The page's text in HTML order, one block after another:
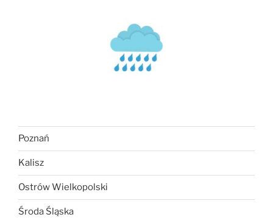
Poznań
Kalisz
Ostrów Wielkopolski
Środa Śląska